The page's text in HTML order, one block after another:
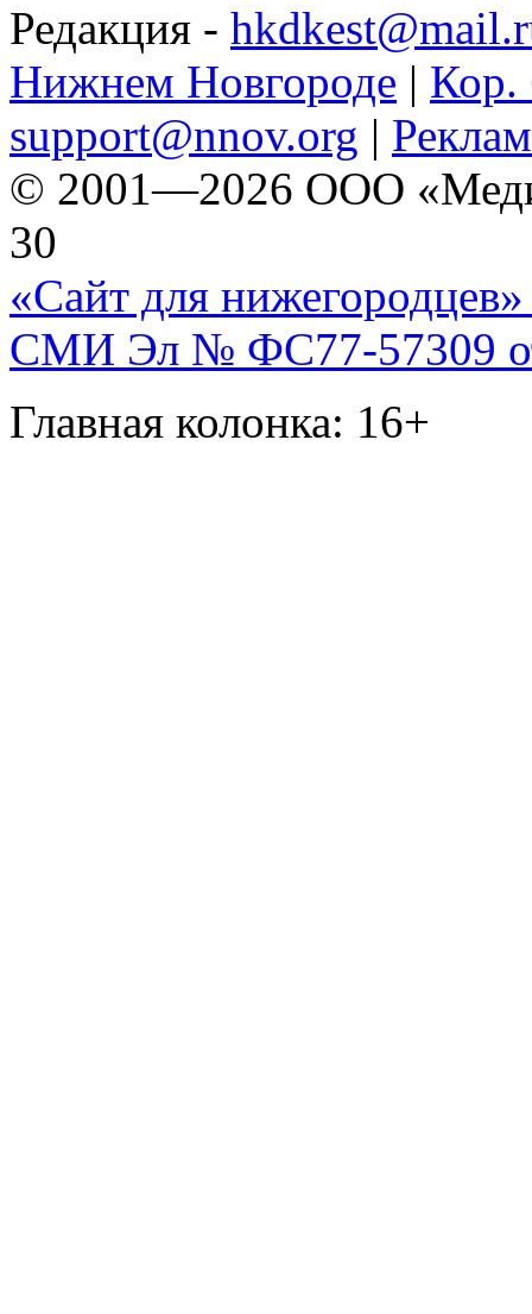
Редакция -
Нижнем Новгороде | Кор.
support@nnov.org |
© 2001—2026 ООО
30
«Сайт для нижегородцев»
СМИ Эл № ФС77-57309
Главная колонка: 16+